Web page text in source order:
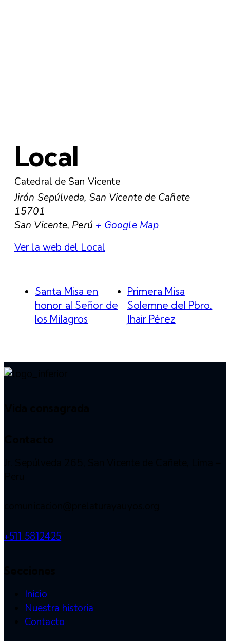
Local
Catedral de San Vicente
Jirón Sepúlveda, San Vicente de Cañete
15701
San Vicente, Perú + Google Map
Ver la web del Local
Santa Misa en
honor al Señor de
los Milagros
Primera Misa
Solemne del Pbro.
Jhair Pérez
+511 5812425
Inicio
Nuestra historia
Contacto